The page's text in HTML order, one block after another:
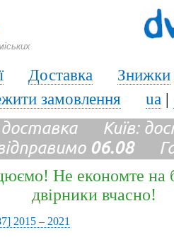
Доставка
Знижки
замовлення ua |
доставка Київ:
06.08
Не економте на
двірники вчасно!
2015 – 2021